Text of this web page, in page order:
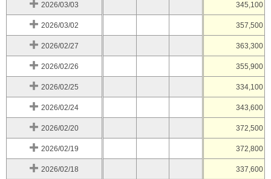
2026/03/03 345,100
2026/03/02 357,500
2026/02/27 363,300
2026/02/26 355,900
2026/02/25 334,100
2026/02/24 343,600
2026/02/20 372,500
2026/02/19 372,800
2026/02/18 337,600